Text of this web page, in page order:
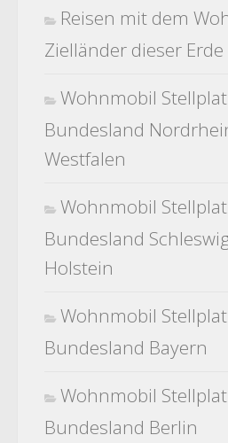
Reisen mit dem
Zielländer dieser Erde
Wohnmobil
Bundesland
Westfalen
Wohnmobil
Bundesland
Holstein
Wohnmobil
Bundesland Bayern
Wohnmobil
Bundesland Berlin